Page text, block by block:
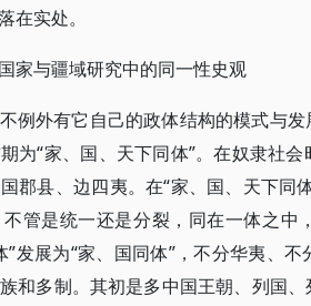
在实处。
家与疆域研究中的同一性史观
例外有它自己的政体结构的模式与
为“家、国、天下同体”。在奴隶社
郡县、边四夷。在“家、国、天下同
管是统一还是分裂，同在一体之中
发展为“家、国同体”，不分华夷、
和多制。其初是多中国王朝、列国